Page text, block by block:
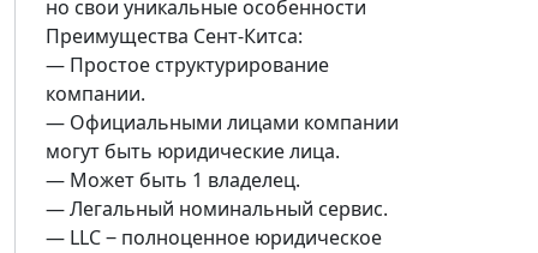
но свои уникальные особенности
Преимущества Сент-Китса:
— Простое структурирование
компании.
— Официальными лицами компании
могут быть юридические лица.
— Может быть 1 владелец.
— Легальный номинальный сервис.
— LLC ‒ полноценное юридическое